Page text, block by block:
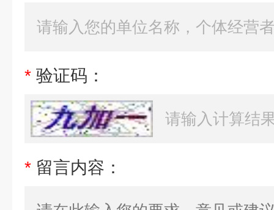
* 验证码：
* 留言内容：